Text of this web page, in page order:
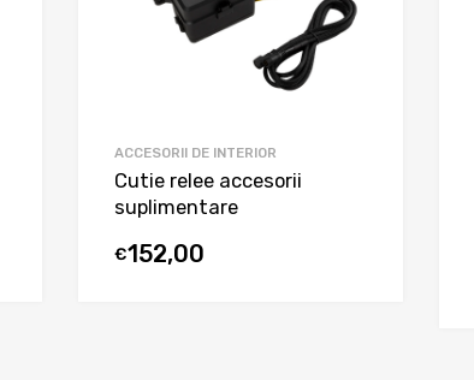
ACCESORII DE INTERIOR
Cutie relee accesorii
suplimentare
€152,00